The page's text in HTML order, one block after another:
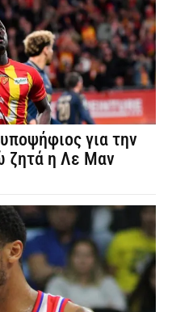
για την
ζητά η Λε Μαν